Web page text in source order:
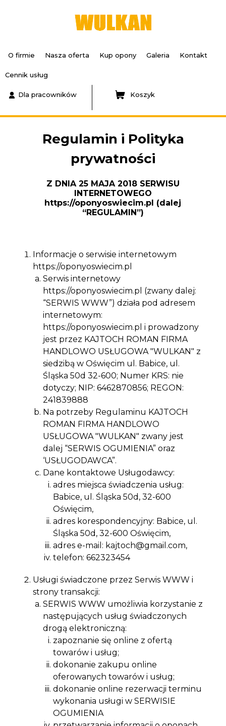
O firmie Nasza oferta Kup opony Galeria Kontakt
Cennik usług
Dla pracowników Koszyk
Regulamin i Polityka
prywatności
Z DNIA 25 MAJA 2018 SERWISU
INTERNETOWEGO
https://oponyoswiecim.pl (dalej
“REGULAMIN”)
Informacje o serwisie internetowym
https://oponyoswiecim.pl
Serwis internetowy
https://oponyoswiecim.pl (zwany dalej:
“SERWIS WWW”) działa pod adresem
internetowym:
https://oponyoswiecim.pl i prowadzony
jest przez KAJTOCH ROMAN FIRMA
HANDLOWO USŁUGOWA "WULKAN" z
siedzibą w Oświęcim ul. Babice, ul.
Śląska 50d 32-600; Numer KRS: nie
dotyczy; NIP: 6462870856; REGON:
241839888
Na potrzeby Regulaminu KAJTOCH
ROMAN FIRMA HANDLOWO
USŁUGOWA "WULKAN" zwany jest
dalej “SERWIS OGUMIENIA” oraz
‘USŁUGODAWCA”.
Dane kontaktowe Usługodawcy:
adres miejsca świadczenia usług:
Babice, ul. Śląska 50d, 32-600
Oświęcim,
adres korespondencyjny: Babice, ul.
Śląska 50d, 32-600 Oświęcim,
adres e-mail: kajtoch@gmail.com,
telefon: 662323454
Usługi świadczone przez Serwis WWW i
strony transakcji:
SERWIS WWW umożliwia korzystanie z
następujących usług świadczonych
drogą elektroniczną:
zapoznanie się online z ofertą
towarów i usług;
dokonanie zakupu online
oferowanych towarów i usług;
dokonanie online rezerwacji terminu
wykonania usługi w SERWISIE
OGUMIENIA